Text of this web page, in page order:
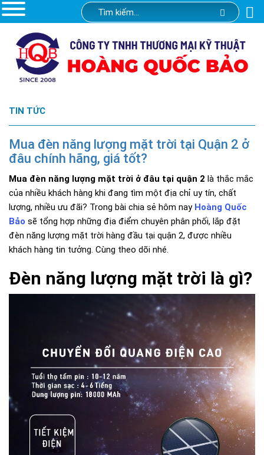
TIN TỨC
Mua đèn năng lượng mặt trời tại Quận 2 ở
đâu chính hãng, giá tốt?
Mua đèn năng lượng mặt trời ở đâu tại quận 2 là thắc mắc
của nhiều khách hàng khi đang tìm một địa chỉ uy tín, chất
lượng, nhiều ưu đãi? Trong bài chia sẻ hôm nay Hoàng Quốc
Bảo sẽ tổng hợp những địa điểm chuyên phân phối, lắp đặt
đèn năng lượng mặt trời hàng đầu tại quận 2, được nhiều
khách hàng tin tưởng. Cùng theo dõi nhé.
Đèn năng lượng mặt trời là gì?